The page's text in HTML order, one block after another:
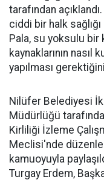
tarafından
ciddi bir halk
Pala, su yoksulu
kaynaklarının nasıl
yapılması
Nilüfer Belediyesi
Müdürlüğü
Kirliliği İzleme
Meclisi'nde
kamuoyuyla
Turgay Erdem,